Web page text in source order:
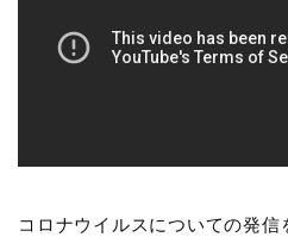
コロナウイルスについての発信